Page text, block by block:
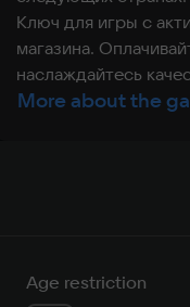
Ключ для игры с
магазина.
наслаждайтесь
More about the
Age restriction